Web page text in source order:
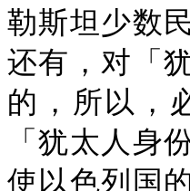
勒斯坦少数
还有，对「
的，所以，
「犹太人身
使以色列国